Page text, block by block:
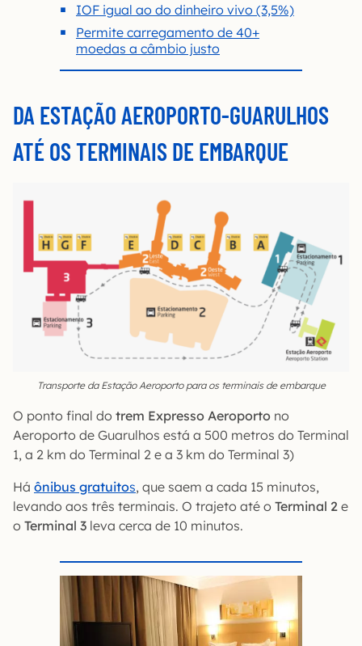
IOF igual ao do dinheiro vivo (3,5%)
Permite carregamento de 40+
moedas a câmbio justo
DA ESTAÇÃO AEROPORTO-GUARULHOS
ATÉ OS TERMINAIS DE EMBARQUE
Transporte da Estação Aeroporto para os terminais de embarque
O ponto final do trem Expresso Aeroporto no
Aeroporto de Guarulhos está a 500 metros do Terminal
1, a 2 km do Terminal 2 e a 3 km do Terminal 3)
Há ônibus gratuitos, que saem a cada 15 minutos,
levando aos três terminais. O trajeto até o Terminal 2 e
o Terminal 3 leva cerca de 10 minutos.